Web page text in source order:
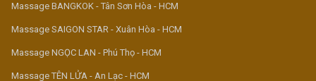
Massage BANGKOK - Tân Sơn Hòa - HCM
Massage SAIGON STAR - Xuân Hòa - HCM
Massage NGỌC LAN - Phú Thọ - HCM
Massage TÊN LỬA - An Lạc - HCM